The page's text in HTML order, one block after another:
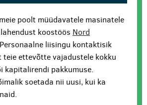
poolt müüdavatele masinatele
koostöös Nord
liisingu kontaktisik
teie ettevõtte vajadustele kokku
kapitalirendi pakkumuse.
soetada nii uusi, kui ka